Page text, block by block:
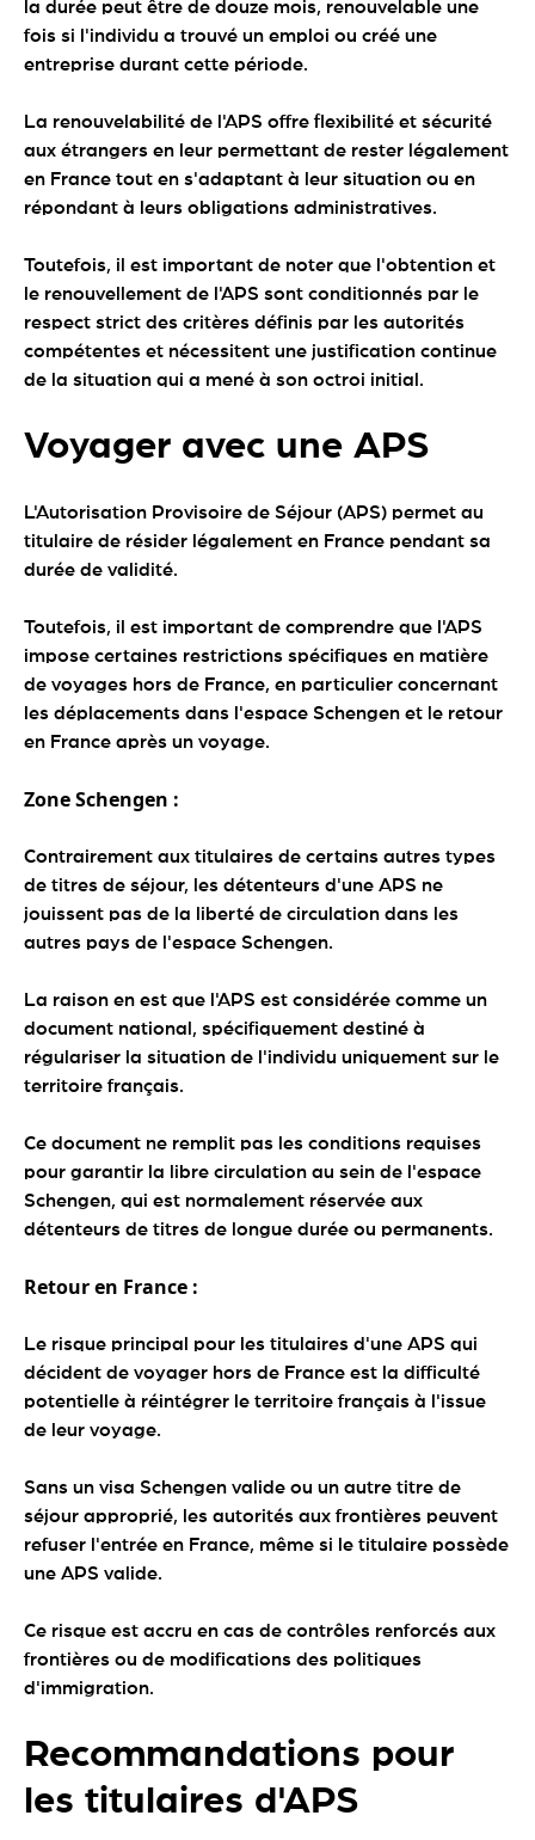
la durée peut être de douze mois, renouvelable une
fois si l'individu a trouvé un emploi ou créé une
entreprise durant cette période.
La renouvelabilité de l'APS offre flexibilité et sécurité
aux étrangers en leur permettant de rester légalement
en France tout en s'adaptant à leur situation ou en
répondant à leurs obligations administratives.
Toutefois, il est important de noter que l'obtention et
le renouvellement de l'APS sont conditionnés par le
respect strict des critères définis par les autorités
compétentes et nécessitent une justification continue
de la situation qui a mené à son octroi initial.
Voyager avec une APS
L'Autorisation Provisoire de Séjour (APS) permet au
titulaire de résider légalement en France pendant sa
durée de validité.
Toutefois, il est important de comprendre que l'APS
impose certaines restrictions spécifiques en matière
de voyages hors de France, en particulier concernant
les déplacements dans l'espace Schengen et le retour
en France après un voyage.
Zone Schengen :
Contrairement aux titulaires de certains autres types
de titres de séjour, les détenteurs d'une APS ne
jouissent pas de la liberté de circulation dans les
autres pays de l'espace Schengen.
La raison en est que l'APS est considérée comme un
document national, spécifiquement destiné à
régulariser la situation de l'individu uniquement sur le
territoire français.
Ce document ne remplit pas les conditions requises
pour garantir la libre circulation au sein de l'espace
Schengen, qui est normalement réservée aux
détenteurs de titres de longue durée ou permanents.
Retour en France :
Le risque principal pour les titulaires d'une APS qui
décident de voyager hors de France est la difficulté
potentielle à réintégrer le territoire français à l'issue
de leur voyage.
Sans un visa Schengen valide ou un autre titre de
séjour approprié, les autorités aux frontières peuvent
refuser l'entrée en France, même si le titulaire possède
une APS valide.
Ce risque est accru en cas de contrôles renforcés aux
frontières ou de modifications des politiques
d'immigration.
Recommandations pour
les titulaires d'APS